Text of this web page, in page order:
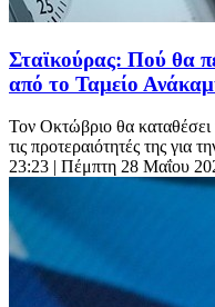
Σταϊκούρας: Πού θα
από το Ταμείο
Τον Οκτώβριο θα
τις προτεραιότητές της για
23:23 | Πέμπτη 28 Μαΐου